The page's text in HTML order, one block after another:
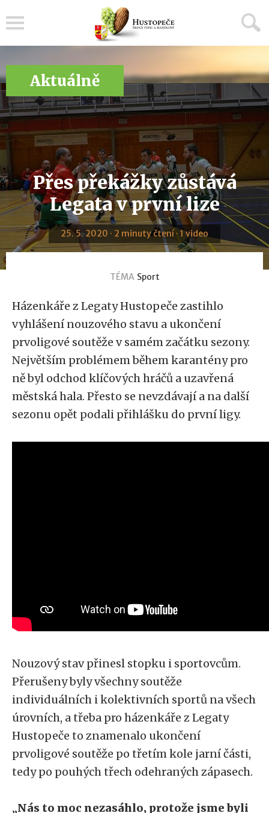
Aktuálně
Přes překážky zůstává
Legata v první lize
25. 5. 2020 · 2 minuty čtení · 1 video
TÉMA Sport
Házenkáře z Legaty Hustopeče zastihlo
vyhlášení nouzového stavu a ukončení
prvoligové soutěže v samém začátku sezony.
Největším problémem během karantény pro
ně byl odchod klíčových hráčů a uzavřená
městská hala. Přesto se nevzdávají a na další
sezonu opět podali přihlášku do první ligy.
Nouzový stav přinesl stopku i sportovcům.
Přerušeny byly všechny soutěže
individuálních i kolektivních sportů na všech
úrovních, a třeba pro házenkáře z Legaty
Hustopeče to znamenalo ukončení
prvoligové soutěže po třetím kole jarní části,
tedy po pouhých třech odehraných zápasech.
„Nás to moc nezasáhlo, protože jsme byli